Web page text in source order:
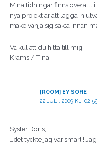
Mina tidningar finns överallt
nya projekt är att lägga in
make vänja sig sakta innan
Va kul att du hitta till mig!
Krams / Tina
[ROOM] BY SOFIE
22 JULI, 2009 KL. 02:59
Syster Doris;
…det tyckte jag var smart!!